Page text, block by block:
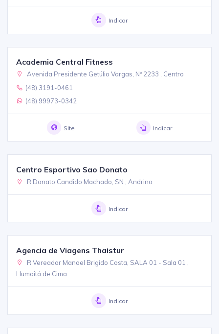
Indicar
Academia Central Fitness
Avenida Presidente Getúlio Vargas, Nº 2233 , Centro
(48) 3191-0461
(48) 99973-0342
Site Indicar
Centro Esportivo Sao Donato
R Donato Candido Machado, SN , Andrino
Indicar
Agencia de Viagens Thaistur
R Vereador Manoel Brigido Costa, SALA 01 - Sala 01 ,
Humaitá de Cima
Indicar